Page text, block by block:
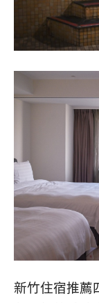
新竹住宿推薦